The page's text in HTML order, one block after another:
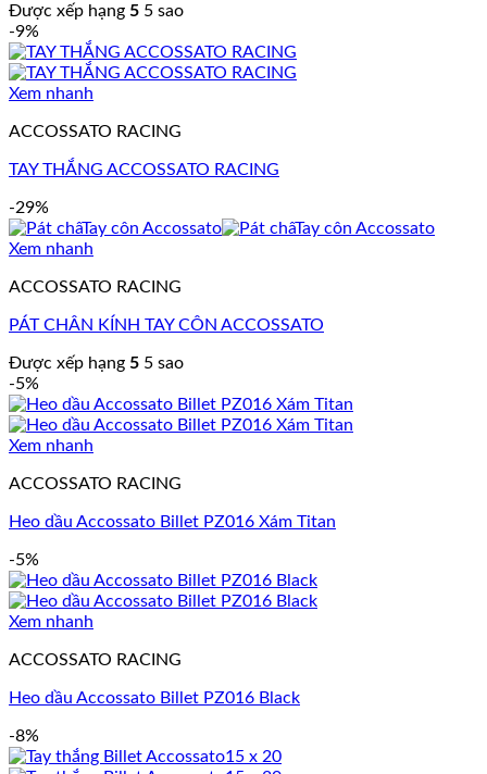
Được xếp hạng 5 5 sao
-9%
Xem nhanh
ACCOSSATO RACING
TAY THẮNG ACCOSSATO RACING
-29%
Xem nhanh
ACCOSSATO RACING
PÁT CHÂN KÍNH TAY CÔN ACCOSSATO
Được xếp hạng 5 5 sao
-5%
Xem nhanh
ACCOSSATO RACING
Heo dầu Accossato Billet PZ016 Xám Titan
-5%
Xem nhanh
ACCOSSATO RACING
Heo dầu Accossato Billet PZ016 Black
-8%